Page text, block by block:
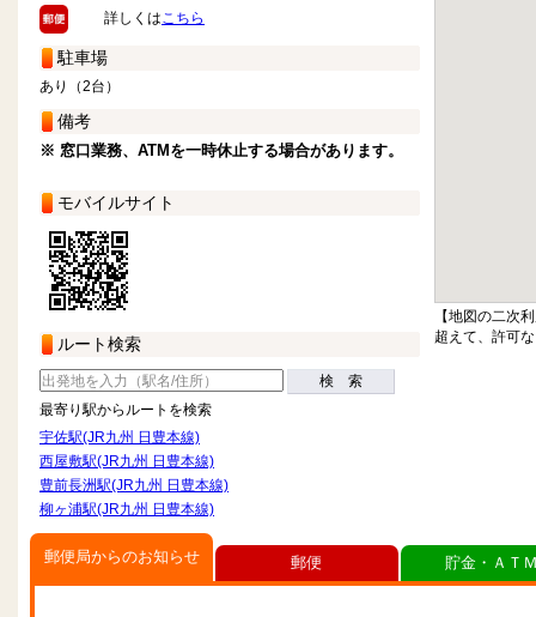
詳しくはこちら
駐車場
あり（2台）
備考
※ 窓口業務、ATMを一時休止する場合があります。
モバイルサイト
ルート検索
検 索
最寄り駅からルートを検索
宇佐駅(JR九州 日豊本線)
西屋敷駅(JR九州 日豊本線)
豊前長洲駅(JR九州 日豊本線)
柳ヶ浦駅(JR九州 日豊本線)
【地図の二次
超えて、許可
郵便局からのお知らせ 郵便 貯金・ＡＴ